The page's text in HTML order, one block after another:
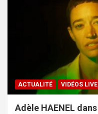
ACTUALITÉ VIDÉOS
Adèle HAENEL